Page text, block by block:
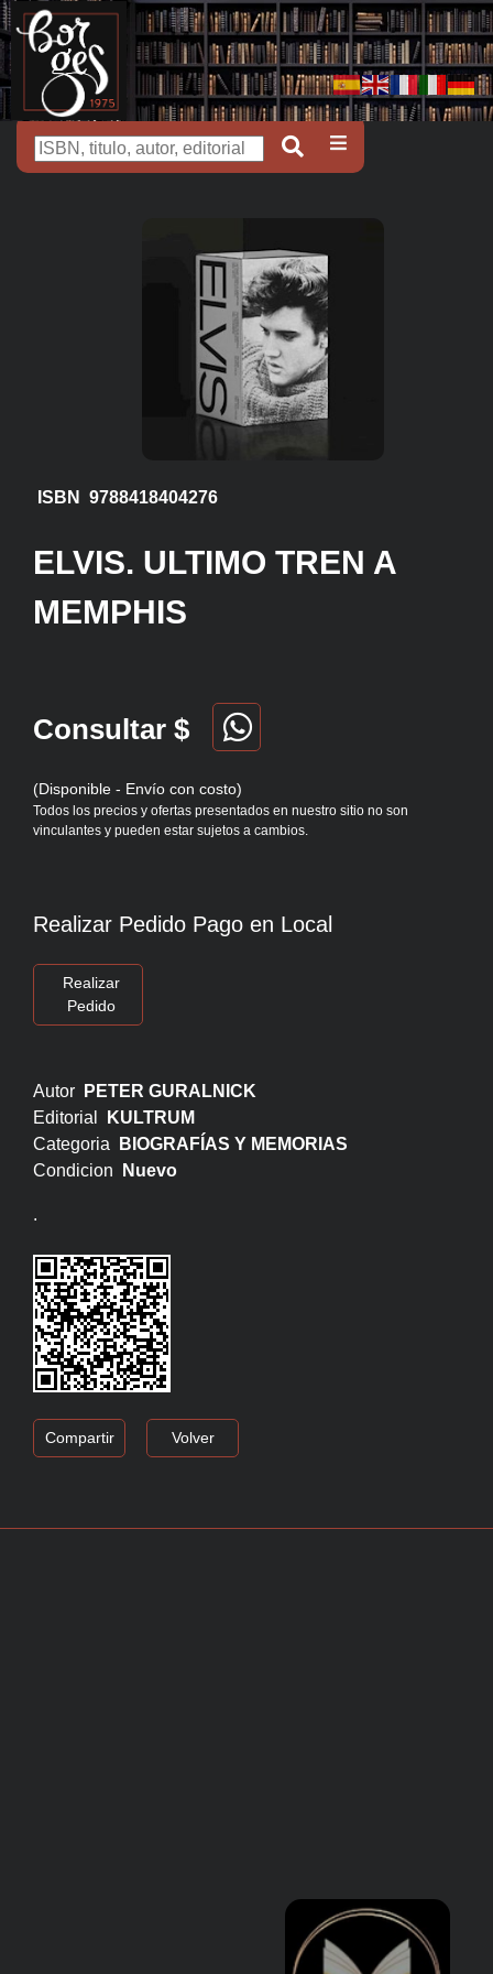
ISBN 9788418404276
ELVIS. ULTIMO TREN A
MEMPHIS
Consultar $
(Disponible - Envío con costo)
Todos los precios y ofertas presentados en nuestro sitio no son
vinculantes y pueden estar sujetos a cambios.
Realizar Pedido Pago en Local
Realizar
Pedido
Autor
PETER GURALNICK
Editorial
KULTRUM
Categoria
BIOGRAFÍAS Y MEMORIAS
Condicion
Nuevo
.
Compartir Volver